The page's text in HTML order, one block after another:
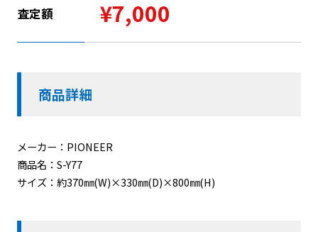
査定額 ¥7,000
商品詳細
メーカー：PIONEER
商品名：S-Y77
サイズ：約370㎜(W)×330㎜(D)×800㎜(H)